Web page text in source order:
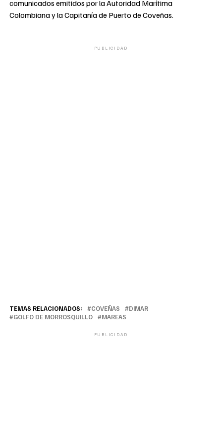
comunicados emitidos por la Autoridad Marítima
Colombiana y la Capitanía de Puerto de Coveñas.
PUBLICIDAD
TEMAS RELACIONADOS: COVEÑAS
DIMAR
GOLFO DE MORROSQUILLO
MAREAS
PUBLICIDAD